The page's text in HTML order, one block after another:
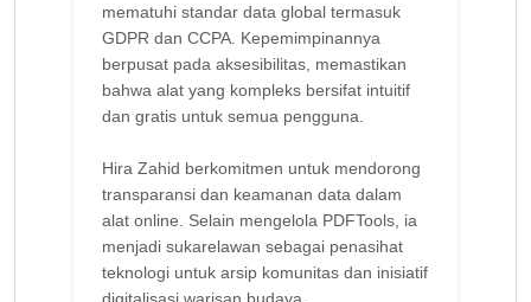
mematuhi standar data global termasuk
GDPR dan CCPA. Kepemimpinannya
berpusat pada aksesibilitas, memastikan
bahwa alat yang kompleks bersifat intuitif
dan gratis untuk semua pengguna.
Hira Zahid berkomitmen untuk mendorong
transparansi dan keamanan data dalam
alat online. Selain mengelola PDFTools, ia
menjadi sukarelawan sebagai penasihat
teknologi untuk arsip komunitas dan inisiatif